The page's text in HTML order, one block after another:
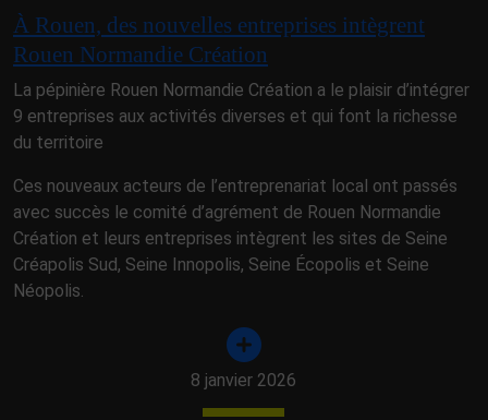
À Rouen, des nouvelles entreprises intègrent
Rouen Normandie Création
La pépinière Rouen Normandie Création a le plaisir d’intégrer
9 entreprises aux activités diverses et qui font la richesse
du territoire
Ces nouveaux acteurs de l’entreprenariat local ont passés
avec succès le comité d’agrément de Rouen Normandie
Création et leurs entreprises intègrent les sites de Seine
Créapolis Sud, Seine Innopolis, Seine Écopolis et Seine
Néopolis.
8 janvier 2026